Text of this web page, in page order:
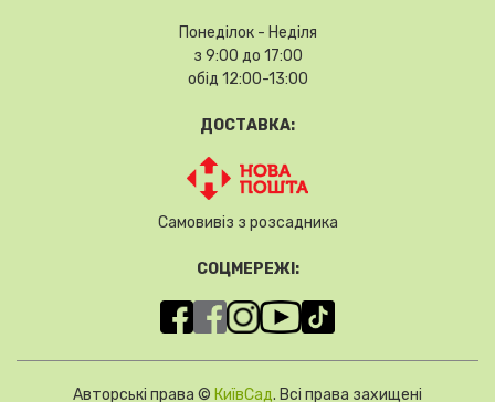
Понеділок - Неділя
з 9:00 до 17:00
обід 12:00-13:00
ДОСТАВКА:
Самовивіз з розсадника
СОЦМЕРЕЖІ:
Авторські права © КиївСад. Всі права захищені